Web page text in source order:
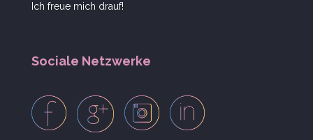
Ich freue mich drauf!
Sociale Netzwerke